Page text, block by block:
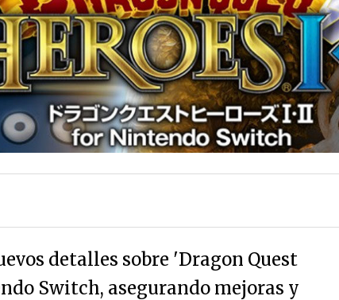
detalles sobre 'Dragon Quest
Switch, asegurando mejoras y